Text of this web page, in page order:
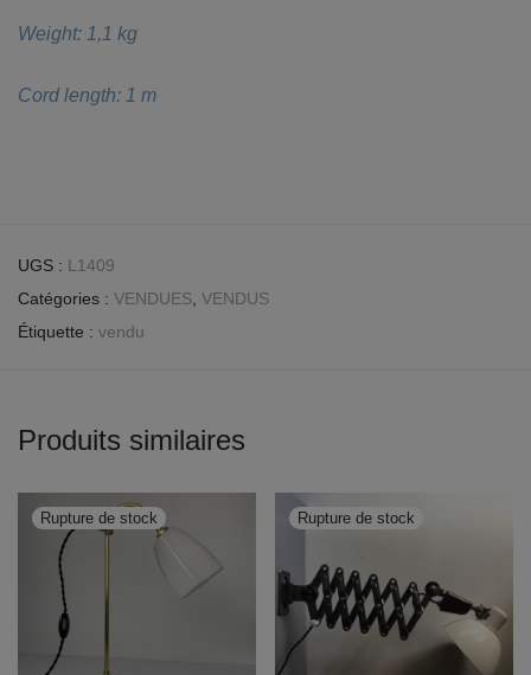
Weight: 1,1 kg
Cord length: 1 m
UGS : L1409
Catégories : VENDUES VENDUS
Étiquette : vendu
Produits similaires